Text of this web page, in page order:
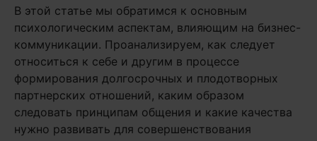
В этой статье мы обратимся к основным
психологическим аспектам, влияющим на бизнес-
коммуникации. Проанализируем, как следует
относиться к себе и другим в процессе
формирования долгосрочных и плодотворных
партнерских отношений, каким образом
следовать принципам общения и какие качества
нужно развивать для совершенствования